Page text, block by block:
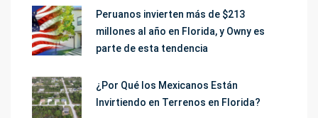
Peruanos invierten más de $213
millones al año en Florida, y Owny es
parte de esta tendencia
¿Por Qué los Mexicanos Están
Invirtiendo en Terrenos en Florida?